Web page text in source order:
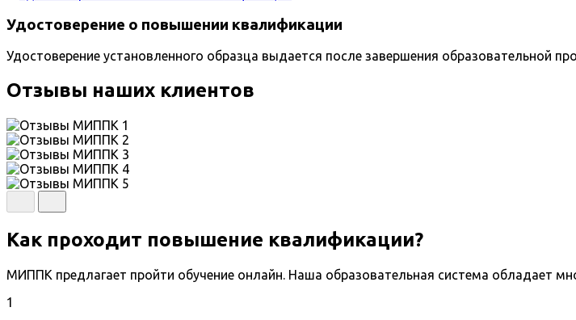
Удостоверение о повышении квалификации
Удостоверение установленного образца выдается после завершения образовательной
Отзывы наших клиентов
Как проходит повышение квалификации?
МИППК предлагает пройти обучение онлайн. Наша образовательная система обладает
1